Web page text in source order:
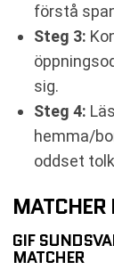
förstå
Steg 3:
sig.
Steg 4:
hemma/
oddset
GIF
MATCHER